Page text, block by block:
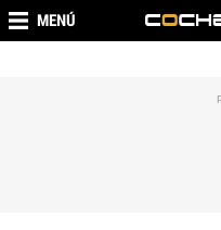
MENÚ